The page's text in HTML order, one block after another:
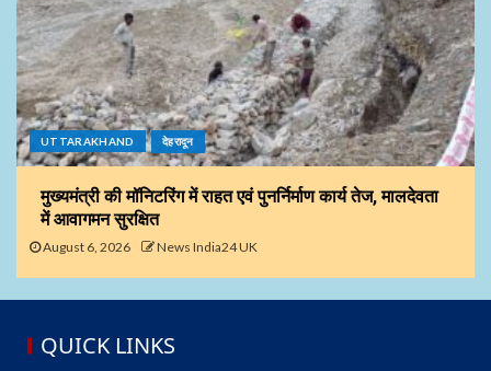
UTTARAKHAND देहरादून
मुख्यमंत्री की मॉनिटरिंग में राहत एवं पुनर्निर्माण कार्य तेज, मालदेवता
में आवागमन सुरक्षित
August 6, 2026 News India24 UK
QUICK LINKS